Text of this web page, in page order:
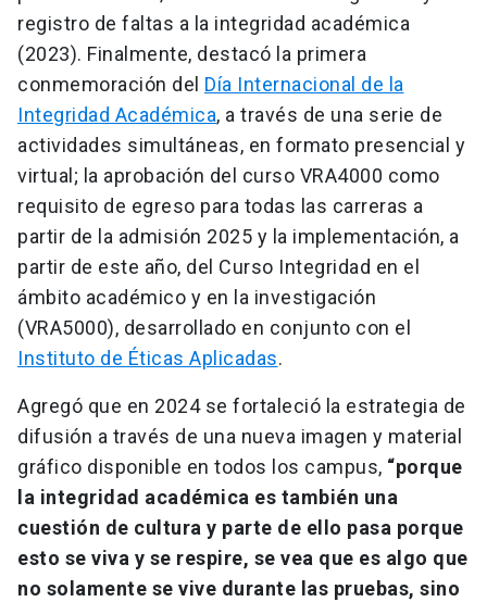
registro de faltas a la integridad académica
(2023). Finalmente, destacó la primera
conmemoración del Día Internacional de la
Integridad Académica, a través de una serie de
actividades simultáneas, en formato presencial y
virtual; la aprobación del curso VRA4000 como
requisito de egreso para todas las carreras a
partir de la admisión 2025 y la implementación, a
partir de este año, del Curso Integridad en el
ámbito académico y en la investigación
(VRA5000), desarrollado en conjunto con el
Instituto de Éticas Aplicadas.
Agregó que en 2024 se fortaleció la estrategia de
difusión a través de una nueva imagen y material
gráfico disponible en todos los campus, “porque
la integridad académica es también una
cuestión de cultura y parte de ello pasa porque
esto se viva y se respire, se vea que es algo que
no solamente se vive durante las pruebas, sino